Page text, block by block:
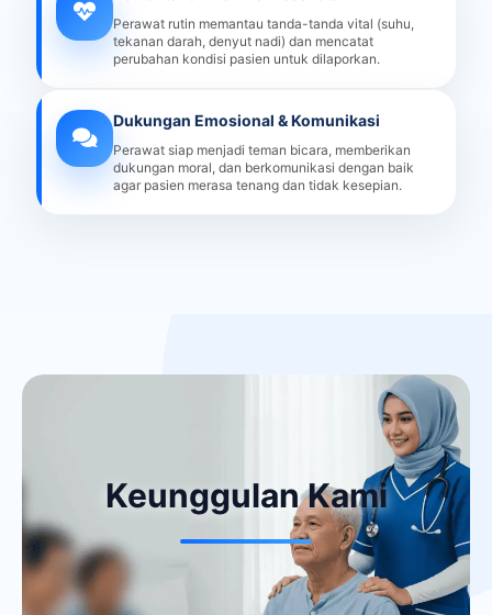
Perawat rutin memantau tanda-tanda vital (suhu,
tekanan darah, denyut nadi) dan mencatat
perubahan kondisi pasien untuk dilaporkan.
Dukungan Emosional & Komunikasi
Perawat siap menjadi teman bicara, memberikan
dukungan moral, dan berkomunikasi dengan baik
agar pasien merasa tenang dan tidak kesepian.
Keunggulan Kami